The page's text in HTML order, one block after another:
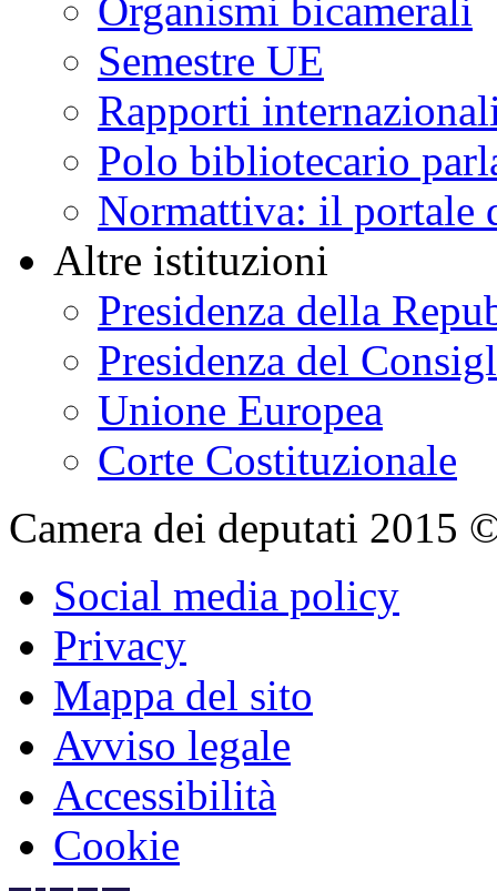
Organismi bicamerali
Semestre UE
Rapporti
Polo bibliotecario
Normattiva: il portale
Altre istituzioni
Presidenza della
Presidenza del
Unione Europea
Corte Costituzionale
Camera dei deputati
Social media policy
Privacy
Mappa del sito
Avviso legale
Accessibilità
Cookie